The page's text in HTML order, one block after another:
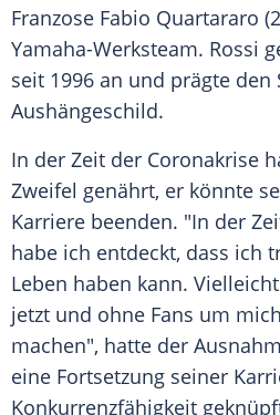
Franzose Fabio Quartararo
Yamaha-Werksteam. Rossi
seit 1996 an und prägte den
Aushängeschild.
In der Zeit der Coronakrise
Zweifel genährt, er könnte
Karriere beenden. "In der
habe ich entdeckt, dass ich
Leben haben kann.
jetzt und ohne Fans um
machen", hatte der
eine Fortsetzung seiner
Konkurrenzfähigkeit